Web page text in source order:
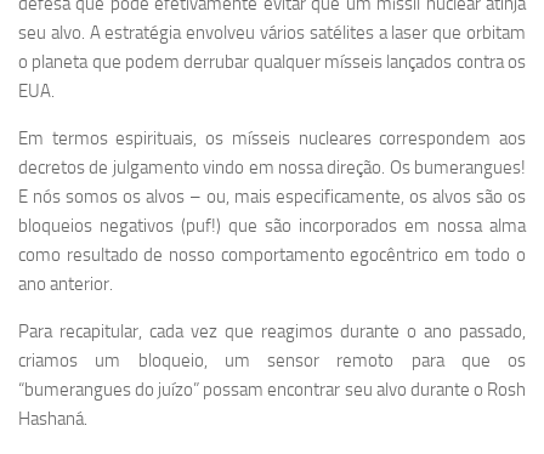
seu alvo. A estratégia envolveu vários satélites a laser que orbitam
o planeta que podem derrubar qualquer mísseis lançados contra os
EUA.
Em termos espirituais, os mísseis nucleares correspondem aos
decretos de julgamento vindo em nossa direção. Os bumerangues!
E nós somos os alvos – ou, mais especificamente, os alvos são os
bloqueios negativos (puf!) que são incorporados em nossa alma
como resultado de nosso comportamento egocêntrico em todo o
ano anterior.
Para recapitular, cada vez que reagimos durante o ano passado,
criamos um bloqueio, um sensor remoto para que os
“bumerangues do juízo” possam encontrar seu alvo durante o Rosh
Hashaná.